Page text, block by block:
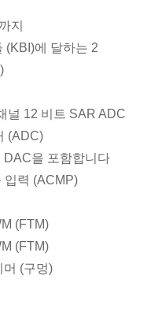
지
(KBI)에 달하는 2
널 12 비트 SAR ADC
(ADC)
DAC을 포함합니다
입력 (ACMP)
(FTM)
(FTM)
머 (구멍)